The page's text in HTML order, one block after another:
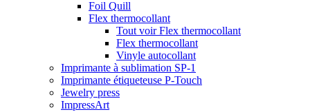
Foil Quill
Flex thermocollant
Tout voir Flex thermocollant
Flex thermocollant
Vinyle autocollant
Imprimante à sublimation SP-1
Imprimante étiqueteuse P-Touch
Jewelry press
ImpressArt